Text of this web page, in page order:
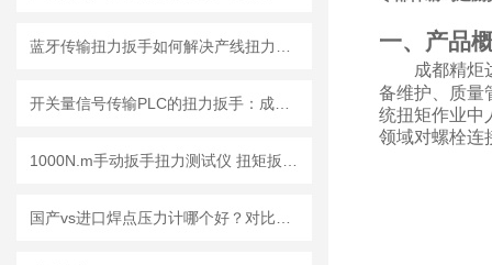
一、产品
成都精炬
备维护、质量
统扭矩作业中
领域对螺栓连